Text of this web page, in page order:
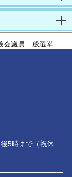
会議員一般選挙
5時まで（祝休